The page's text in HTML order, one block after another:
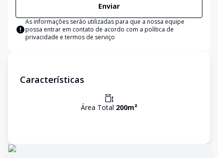
Enviar
As informações serão utilizadas para que a nossa equipe
possa entrar em contato de acordo com a política de
privacidade e termos de serviço
Características
Área Total 200m²